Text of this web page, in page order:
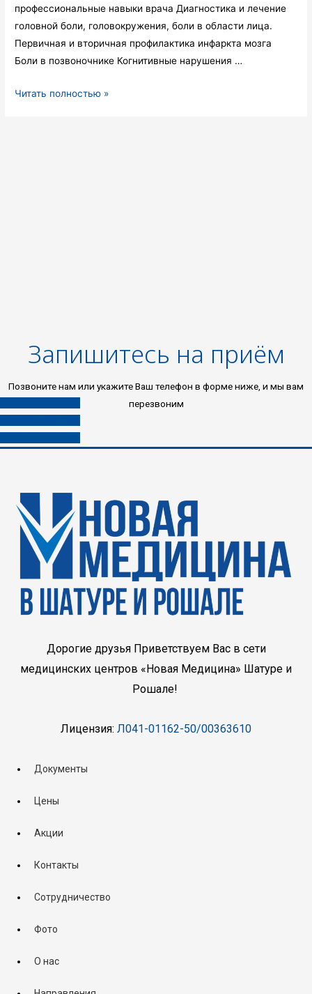
профессиональные навыки врача Диагностика и лечение
головной боли, головокружения, боли в области лица.
Первичная и вторичная профилактика инфаркта мозга
Боли в позвоночнике Когнитивные нарушения …
Палло
Читать полностью »
Запишитесь на приём
Позвоните нам или укажите Ваш телефон в форме ниже, и мы вам
перезвоним
Дорогие друзья Приветствуем Вас в сети
медицинских центров «Новая Медицина» Шатуре и
Рошале!
Лицензия: Л041-01162-50/00363610
Документы
Цены
Акции
Контакты
Сотрудничество
Фото
О нас